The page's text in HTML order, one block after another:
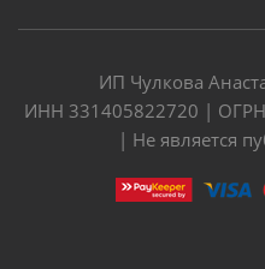
ИП Чулкова
ИНН 331405822720 |
| Не является